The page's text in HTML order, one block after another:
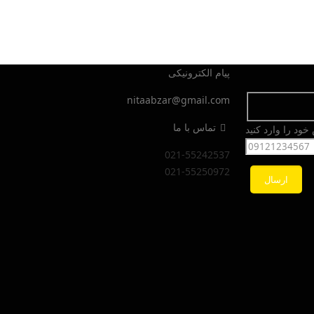
را وارد کنید
پیام الکترونیکی
nitaabzar@gmail.com
تماس با ما
021-55242537
021-55250972